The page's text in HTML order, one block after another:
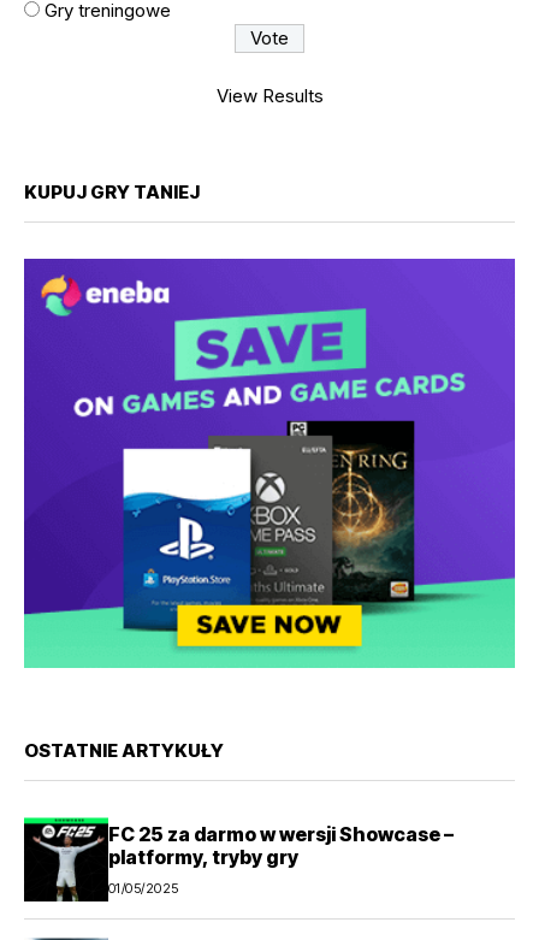
Gry treningowe
View Results
KUPUJ GRY TANIEJ
OSTATNIE ARTYKUŁY
FC 25 za darmo w wersji Showcase –
platformy, tryby gry
01/05/2025